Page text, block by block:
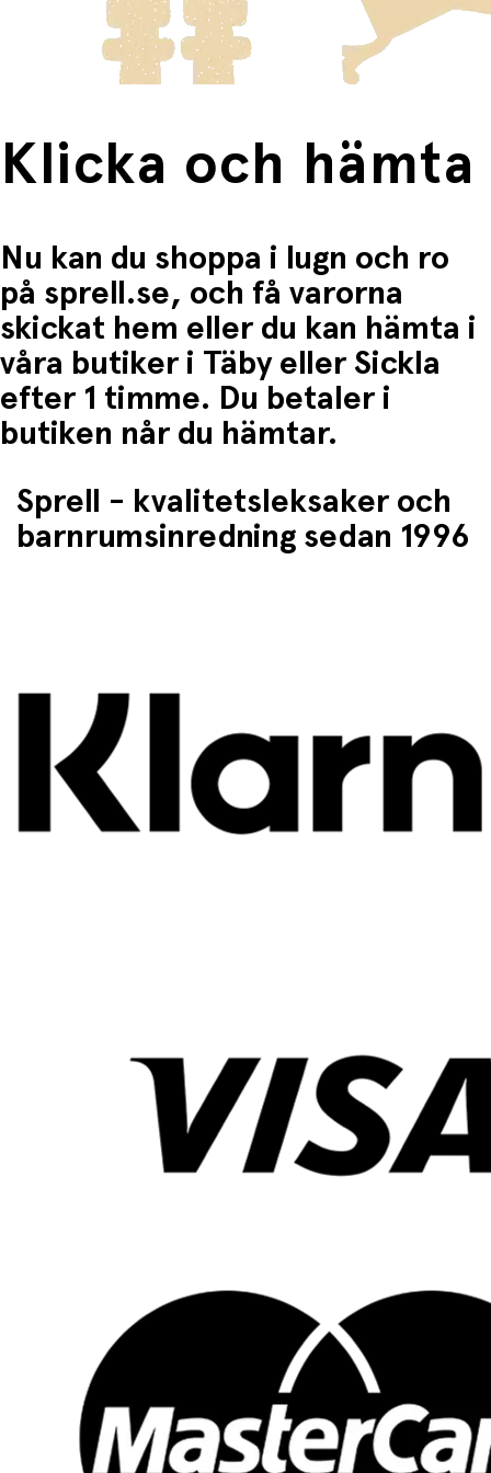
Fri frakt när du handlar för mer än 1500:-
Klicka och hämta
Nu kan du shoppa i lugn och ro
på sprell.se, och få varorna
skickat hem eller du kan hämta i
våra butiker i Täby eller Sickla
efter 1 timme. Du betaler i
butiken når du hämtar.
Sprell - kvalitetsleksaker och
barnrumsinredning sedan 1996